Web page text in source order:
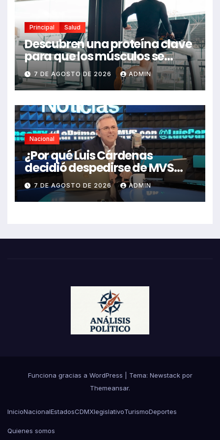
Principal Salud
Descubren una proteína clave
para que los músculos se
regeneren: el hallazgo abre
nuevas esperanzas contra
enfermedades y el cáncer
7 DE AGOSTO DE 2026 ADMIN
Nacional
¿Por qué Luis Cárdenas
decidió despedirse de MVS
Noticias en pleno 2026?
7 DE AGOSTO DE 2026 ADMIN
Funciona gracias a WordPress Tema: Newstackpor
Themeansar.
InicioNacionalEstadosCDMXlegislativoTurismoDeportes
Quienes somos